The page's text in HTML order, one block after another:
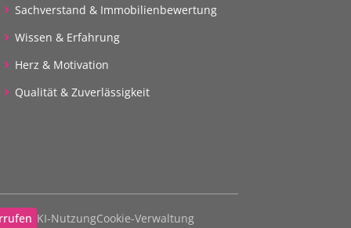
Sachverstand & Immobilienbewertung
Wissen & Erfahrung
Herz & Motivation
Qualität & Zuverlässigkeit
KI-NutzungCookie-Verwaltung